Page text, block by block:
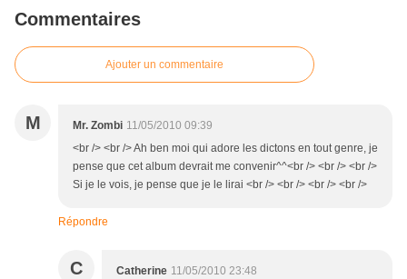
Commentaires
Ajouter un commentaire
M Mr. Zombi 11/05/2010 09:39
<br /> <br /> Ah ben moi qui adore les dictons en tout genre, je
pense que cet album devrait me convenir^^<br /> <br /> <br />
Si je le vois, je pense que je le lirai <br /> <br /> <br /> <br />
Répondre
C Catherine 11/05/2010 23:48